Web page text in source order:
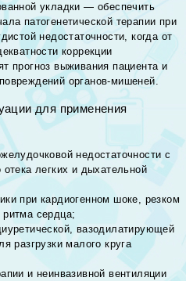
укладки — обеспечить
патогенетической терапии при
недостаточности, когда от
коррекции
прогноз выживания пациента и
органов-мишеней.
для применения
недостаточности с
отека легких и дыхательной
при кардиогенном шоке, резком
сердца;
вазодилатирующей
разгрузки малого круга
и неинвазивной вентиляции